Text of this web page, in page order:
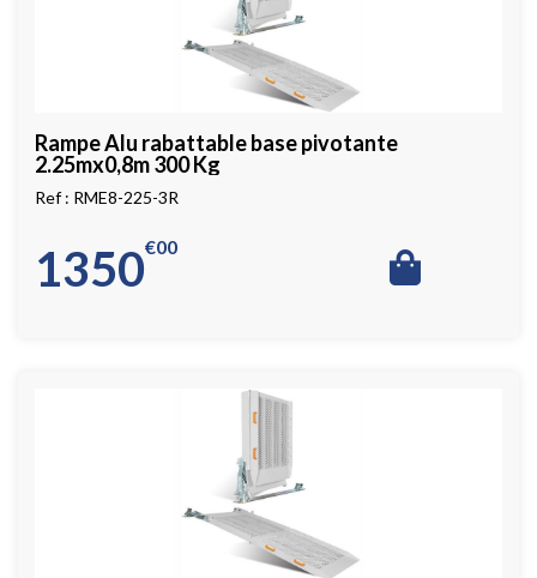
Rampe Alu rabattable base pivotante
2.25mx0,8m 300 Kg
RME8-225-3R
1350 00
€